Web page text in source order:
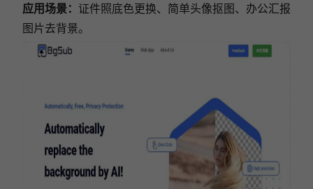
应用场景： 证件照底色更换、简单头像抠图、办公汇报
图片去背景。